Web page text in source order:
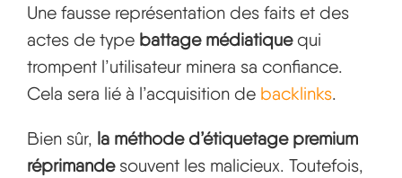
Une fausse représentation des faits et des
actes de type battage médiatiquequi
trompent l’utilisateur minera sa confiance.
Cela sera lié à l’acquisition de backlinks.
Bien sûr, la méthode d’étiquetage premium
réprimandesouvent les malicieux. Toutefois,